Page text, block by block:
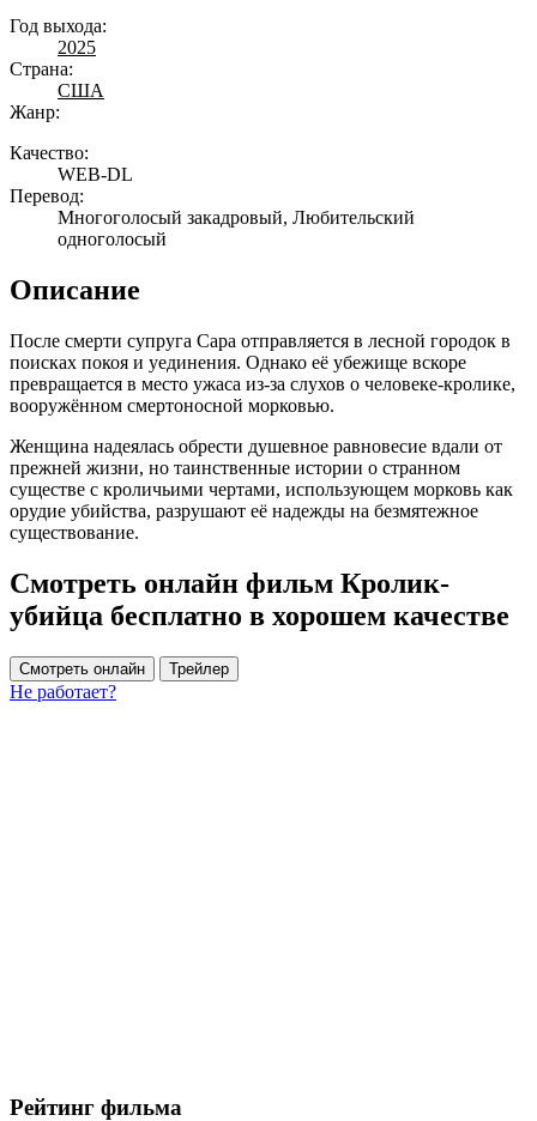
Год выхода:
2025
Страна:
США
Жанр:
Качество:
WEB-DL
Перевод:
Многоголосый закадровый, Любительский
одноголосый
Описание
После смерти супруга Сара отправляется в лесной городок в
поисках покоя и уединения. Однако её убежище вскоре
превращается в место ужаса из-за слухов о человеке-кролике,
вооружённом смертоносной морковью.
Женщина надеялась обрести душевное равновесие вдали от
прежней жизни, но таинственные истории о странном
существе с кроличьими чертами, использующем морковь как
орудие убийства, разрушают её надежды на безмятежное
существование.
Смотреть онлайн фильм Кролик-
убийца бесплатно в хорошем качестве
Смотреть онлайн Трейлер
Не работает?
Рейтинг фильма